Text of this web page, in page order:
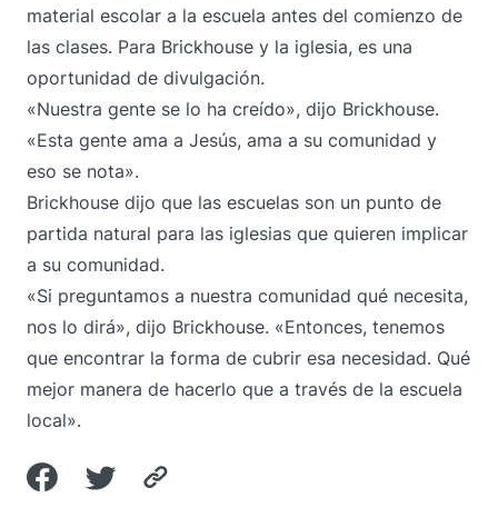
material escolar a la escuela antes del comienzo de
las clases. Para Brickhouse y la iglesia, es una
oportunidad de divulgación.
«Nuestra gente se lo ha creído», dijo Brickhouse.
«Esta gente ama a Jesús, ama a su comunidad y
eso se nota».
Brickhouse dijo que las escuelas son un punto de
partida natural para las iglesias que quieren implicar
a su comunidad.
«Si preguntamos a nuestra comunidad qué necesita,
nos lo dirá», dijo Brickhouse. «Entonces, tenemos
que encontrar la forma de cubrir esa necesidad. Qué
mejor manera de hacerlo que a través de la escuela
local».